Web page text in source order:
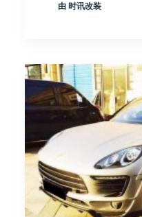
由 时讯改装